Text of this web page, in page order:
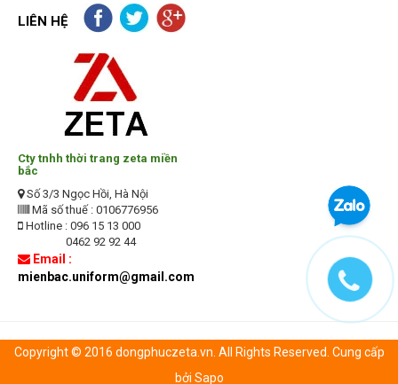
LIÊN HỆ
Cty tnhh thời trang zeta miền
bắc
Số 3/3 Ngọc Hồi, Hà Nội
Mã số thuế : 0106776956
Hotline : 096 15 13 000
0462 92 92 44
Email :
mienbac.uniform@gmail.com
Copyright © 2016 dongphuczeta.vn. All Rights Reserved. Cung cấp
bởi Sapo